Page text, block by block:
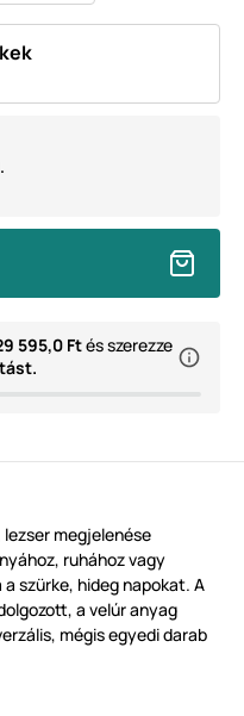
595,0 Ftés szerezze
megjelenése
ruhához vagy
szürke, hideg napokat. A
a velúr anyag
mégis egyedi darab